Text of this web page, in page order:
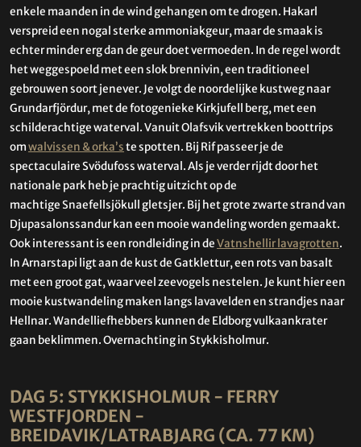
enkele maanden in de wind gehangen om te drogen. Hakarl
verspreid een nogal sterke ammoniakgeur, maar de smaak is
echter minder erg dan de geur doet vermoeden. In de regel wordt
het weggespoeld met een slok brennivin, een traditioneel
gebrouwen soort jenever. Je volgt de noordelijke kustweg naar
Grundarfjördur, met de fotogenieke Kirkjufell berg, met een
schilderachtige waterval. Vanuit Olafsvik vertrekken boottrips
omwalvissen & orka’ste spotten. Bij Rif passeer je de
spectaculaire Svödufoss waterval. Als je verder rijdt door het
nationale park heb je prachtig uitzicht op de
machtige Snaefellsjökull gletsjer. Bij het grote zwarte strand van
Djupasalonssandur kan een mooie wandeling worden gemaakt.
Ook interessant is een rondleiding in deVatnshellir lavagrotten.
In Arnarstapi ligt aan de kust de Gatklettur, een rots van basalt
met een groot gat, waar veel zeevogels nestelen. Je kunt hier een
mooie kustwandeling maken langs lavavelden en strandjes naar
Hellnar. Wandelliefhebbers kunnen de Eldborg vulkaankrater
gaan beklimmen. Overnachting in Stykkisholmur.
DAG 5: STYKKISHOLMUR - FERRY
WESTFJORDEN -
BREIDAVIK/LATRABJARG (CA. 77 KM)